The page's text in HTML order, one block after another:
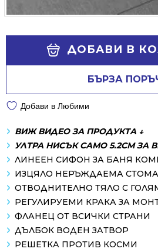
ДОБАВИ В
БЪРЗА
Добави в Любими
ВИЖ ВИДЕО ЗА ПРОДУКТА ↓
УЛТРА НИСЪК САМО 5.2СМ ЗА
ЛИНЕЕН СИФОН ЗА БАНЯ
ИЗЦЯЛО НЕРЪЖДАЕМА
ОТВОДНИТЕЛНО ТЯЛО С
РЕГУЛИРУЕМИ КРАКА ЗА
ФЛАНЕЦ ОТ ВСИЧКИ СТРАНИ
ДЪЛБОК ВОДЕН ЗАТВОР
РЕШЕТКА ПРОТИВ КОСМИ